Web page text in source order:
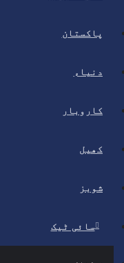
پاکستان
دنیاء
کاروبار
کھیل
شوبز
سائی ٹیک